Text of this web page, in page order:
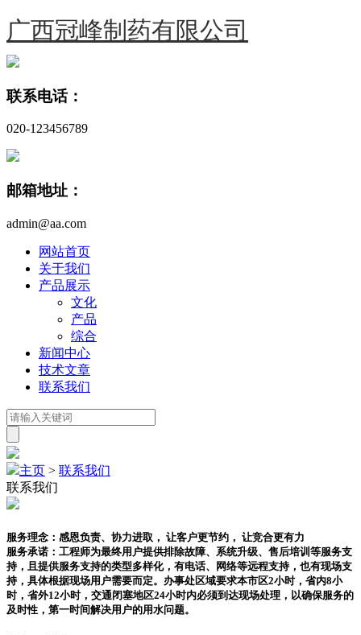
广西冠峰制药有限公司
联系电话：
020-123456789
邮箱地址：
admin@aa.com
网站首页
关于我们
产品展示
文化
产品
综合
新闻中心
技术文章
联系我们
主页 > 联系我们
联系我们
服务理念：感恩负责、协力进取， 让客户更节约， 让竞合更有力
服务承诺：工程师为最终用户提供排除故障、系统升级、售后培训等服务支
持，且提供服务支持的类型多样化，有电话、网络等远程支持，也有现场支
持，具体根据现场用户需要而定。办事处区域要求本市区2小时，省内8小
时，省外12小时，交通闭塞地区24小时内必须到达现场处理，以确保服务的
及时性，第一时间解决用户的用水问题。